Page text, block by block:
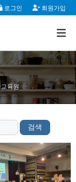
로그인 회원가입
육원